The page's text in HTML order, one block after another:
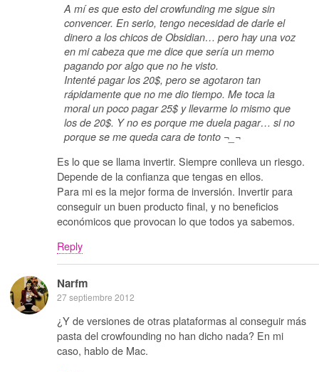
A mí es que esto del crowfunding me sigue sin
convencer. En serio, tengo necesidad de darle el
dinero a los chicos de Obsidian… pero hay una voz
en mi cabeza que me dice que sería un memo
pagando por algo que no he visto.
Intenté pagar los 20$, pero se agotaron tan
rápidamente que no me dio tiempo. Me toca la
moral un poco pagar 25$ y llevarme lo mismo que
los de 20$. Y no es porque me duela pagar… si no
porque se me queda cara de tonto ¬_¬
Es lo que se llama invertir. Siempre conlleva un riesgo.
Depende de la confianza que tengas en ellos.
Para mi es la mejor forma de inversión. Invertir para
conseguir un buen producto final, y no beneficios
económicos que provocan lo que todos ya sabemos.
Reply
Narfm
27 septiembre 2012
¿Y de versiones de otras plataformas al conseguir más
pasta del crowfounding no han dicho nada? En mi
caso, hablo de Mac.